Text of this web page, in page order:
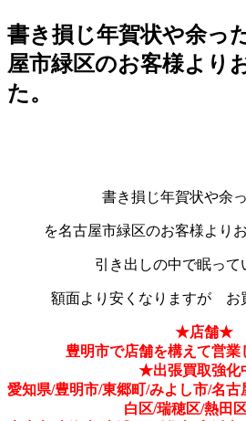
書き損じ年賀状や余っ
屋市緑区のお客様より
た。
書き損じ年賀状や余
を名古屋市緑区のお客様より
引き出しの中で眠って
額面より安くなりますが お
★店舗★
豊明市で店舗を構えて営業
★出張買取強
愛知県/豊明市/東郷町/みよし市/名
白区/瑞穂区/熱田